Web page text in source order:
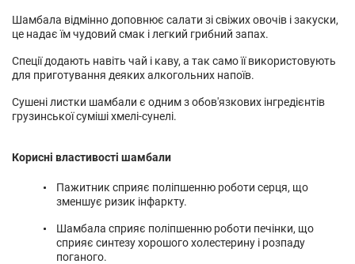
Шамбала відмінно доповнює салати зі свіжих овочів і закуски,
це надає їм чудовий смак і легкий грибний запах.
Спеції додають навіть чай і каву, а так само її використовують
для приготування деяких алкогольних напоїв.
Сушені листки шамбали є одним з обов'язкових інгредієнтів
грузинської суміші хмелі-сунелі.
Корисні властивості шамбали
Пажитник сприяє поліпшенню роботи серця, що
зменшує ризик інфаркту.
Шамбала сприяє поліпшенню роботи печінки, що
сприяє синтезу хорошого холестерину і розпаду
поганого.